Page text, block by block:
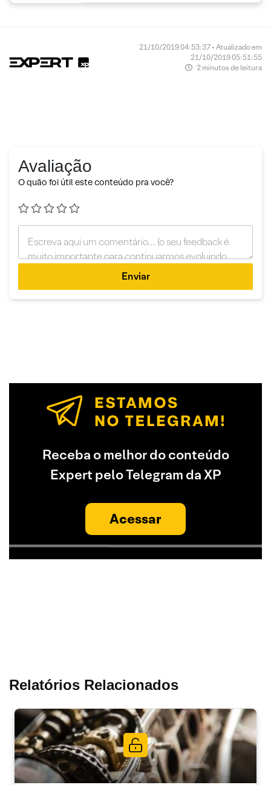
21/10/2019 04:53:37 • Atualizado em
21/10/2019 05:51:55
2 minutos de leitura
Avaliação
O quão foi útil este conteúdo pra você?
Enviar
Receba o melhor do conteúdo
Expert pelo Telegram da XP
Acessar
Relatórios Relacionados